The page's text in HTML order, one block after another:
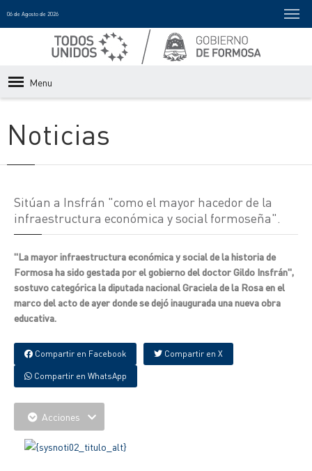
06 de Agosto de 2026
Menu
Noticias
Sitúan a Insfrán "como el mayor hacedor de la
infraestructura económica y social formoseña".
"La mayor infraestructura económica y social de la historia de
Formosa ha sido gestada por el gobierno del doctor Gildo Insfrán",
sostuvo categórica la diputada nacional Graciela de la Rosa en el
marco del acto de ayer donde se dejó inaugurada una nueva obra
educativa.
Compartir en Facebook Compartir en X
Compartir en WhatsApp
Acciones